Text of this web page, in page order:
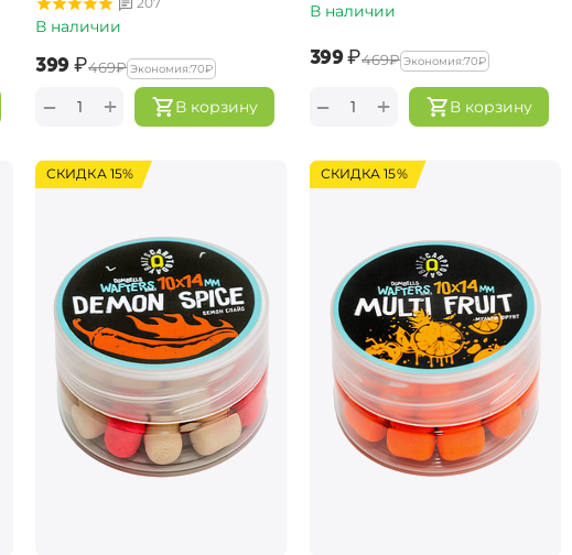
В наличии
‍399‍₽‍469‍₽ Экономия:‍70‍₽
В корзину
+
−
В наличии
‍399‍₽‍469‍₽ Экономия:‍70‍₽
В корзину
+
−
СКИДКА 15% СКИДКА 15%